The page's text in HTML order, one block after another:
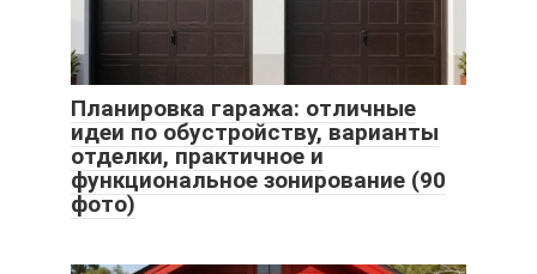
Планировка гаража: отличные
идеи по обустройству, варианты
отделки, практичное и
функциональное зонирование (90
фото)